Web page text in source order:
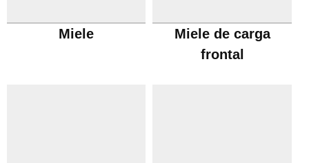
Miele
Miele de carga
frontal